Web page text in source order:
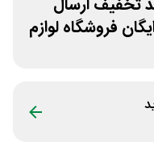
فروشگاه لوازم